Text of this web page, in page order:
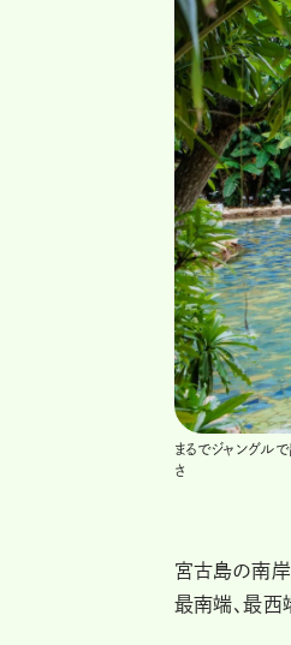
まるでジャングル
さ
宮古島の南岸
最南端、最西